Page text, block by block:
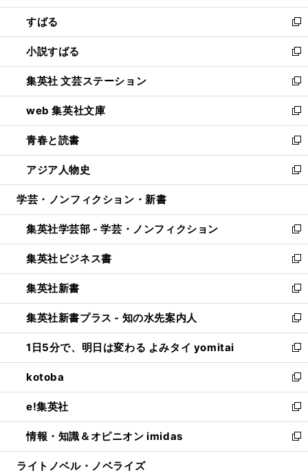
開
く
ウ
で
開
く
ン
ド
ウ
で
開
く
すばる
新
し
い
ウ
ィ
ン
ド
ウ
で
開
く
小説すばる
新
し
い
ウ
ィ
ン
ド
ウ
で
開
集英社 文芸ステーション
新
し
い
ウ
ィ
ン
ド
ウ
開
く
web 集英社文庫
新
し
い
ウ
ィ
ン
ウ
で
開
く
青春と読書
新
し
い
ウ
ン
ド
ウ
で
開
く
アジア人物史
新
し
ウ
ィ
ン
ド
ウ
で
開
く
学芸・ノンフィクション・新書
集英社学芸部 - 学芸・ノンフィクション
新
し
い
ウ
ィ
ン
ド
ウ
で
開
く
集英社ビジネス書
新
し
い
ウ
ィ
ン
ド
ウ
で
開
く
集英社新書
新
し
い
ウ
ィ
ン
ド
ウ
で
開
く
集英社新書プラス - 知の水先案内人
新
し
い
ウ
ィ
ン
ド
ウ
で
開
1日5分で、明日は変わる よみタイ yomitai
新
し
い
ウ
ィ
ン
ド
ウ
kotoba
新
し
い
ウ
ィ
ン
e!集英社
新
し
い
ウ
情報・知識＆オピニオン imidas
新
し
ライトノベル・ノベライズ